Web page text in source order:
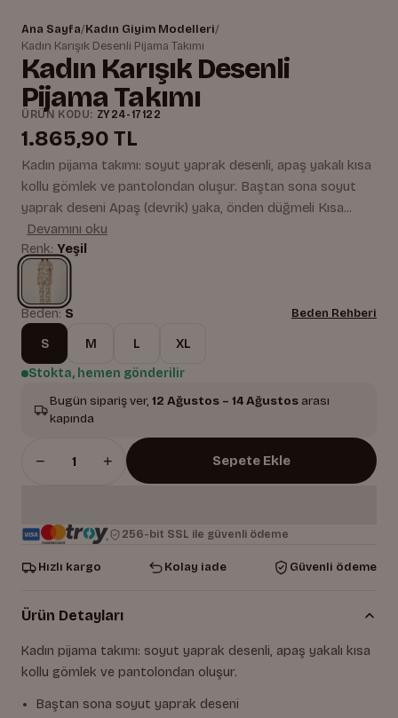
Ana Sayfa/Kadın Giyim Modelleri/
Kadın Karışık Desenli Pijama Takımı
Kadın Karışık Desenli
Pijama Takımı
ÜRÜN KODU: ZY24-17122
1.865,90 TL
Kadın pijama takımı: soyut yaprak desenli, apaş yakalı kısa
kollu gömlek ve pantolondan oluşur. Baştan sona soyut
yaprak deseni Apaş (devrik) yaka, önden düğmeli Kısa...
Devamını oku
Renk: Yeşil
Beden: S Beden Rehberi
S M L
XL
Stokta, hemen gönderilir
Bugün sipariş ver, 12 Ağustos – 14 Ağustos arası
kapında
− + Sepete Ekle
256-bit SSL ile güvenli ödeme
Hızlı kargo Kolay iade Güvenli ödeme
Ürün Detayları
Kadın pijama takımı: soyut yaprak desenli, apaş yakalı kısa
kollu gömlek ve pantolondan oluşur.
Baştan sona soyut yaprak deseni